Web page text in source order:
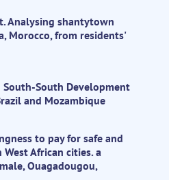
Analysing shantytown
Morocco, from residents'
South Development
and Mozambique
to pay for safe and
African cities. a
Ouagadougou,